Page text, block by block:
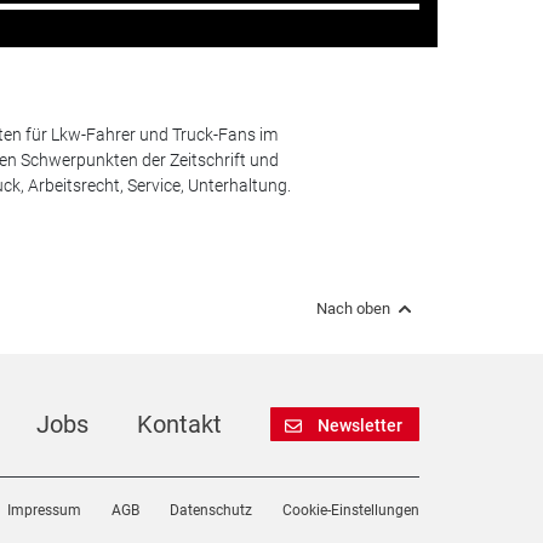
für Lkw-Fahrer und Truck-Fans im
Schwerpunkten der Zeitschrift und
Arbeitsrecht, Service, Unterhaltung.
Nach oben
Jobs Kontakt Newsletter
Impressum AGB Datenschutz Cookie-Einstellungen